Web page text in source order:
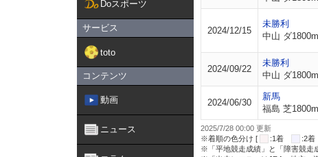
Doスポーツ
サービス
toto
コンテンツ
動画
ニュース
2024/12/15
未勝利
中山 ダ
2024/09/22
未勝利
中山 ダ
2024/06/30
新馬
福島 芝
2025/7/28 00:00 更新
※着順の色分け [
:1着 :2着
※「平地競走成績」と「障害競走